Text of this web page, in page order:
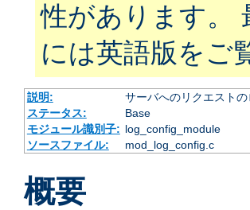
性があります。
には英語版をご
説明:
サーバへのリクエスト
ステータス:
Base
モジュール識別子: log_config_module
ソースファイル:
mod_log_config.c
概要